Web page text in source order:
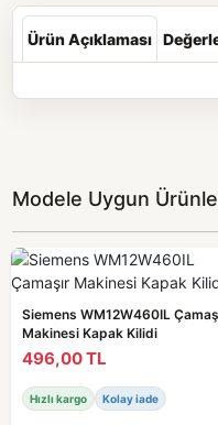
Ürün Açıklaması
Modele Uygun
Siemens WM12W460IL
Makinesi Kapak Kilidi
496,00 TL
Hızlı kargo Kolay iade